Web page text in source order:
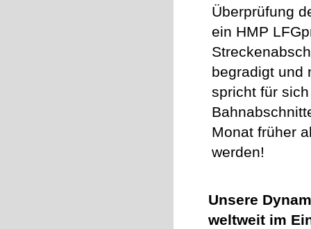
Überprüfung
ein HMP
begradigt und
spricht für
Monat früher
werden!
Unsere
weltweit im